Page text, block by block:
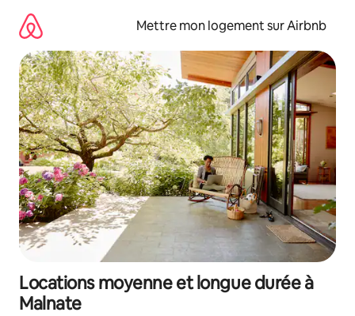
directement
contenu
Mettre mon logement sur Airbnb
Locations moyenne et longue durée à
Malnate